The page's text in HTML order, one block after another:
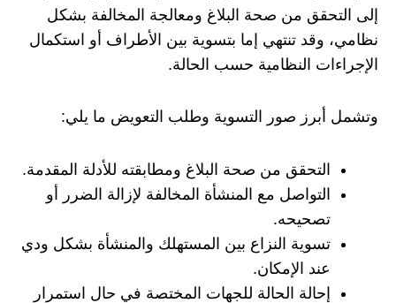
إلى التحقق من صحة البلاغ ومعالجة المخالفة بشكل
نظامي، وقد تنتهي إما بتسوية بين الأطراف أو استكمال
الإجراءات النظامية حسب الحالة.
وتشمل أبرز صور التسوية وطلب التعويض ما يلي:
التحقق من صحة البلاغ ومطابقته للأدلة المقدمة.
التواصل مع المنشأة المخالفة لإزالة الضرر أو
تصحيحه.
تسوية النزاع بين المستهلك والمنشأة بشكل ودي
عند الإمكان.
إحالة الحالة للجهات المختصة في حال استمرار